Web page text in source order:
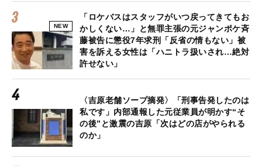
NEW
「ロケバスはスタッフがいつ戻ってきてもお
かしくない…」と無罪主張の元ジャンポケ斉
藤被告に懲役7年求刑「反省の情もない」被
害を訴える女性は「ハニトラ扱いされ…絶対
許せない」
〈吉原老舗ソープ摘発〉「刑事告発したのは
私です」内部通報した元従業員が明かす“そ
の後”と激震の吉原「次はどの店がやられる
のか」